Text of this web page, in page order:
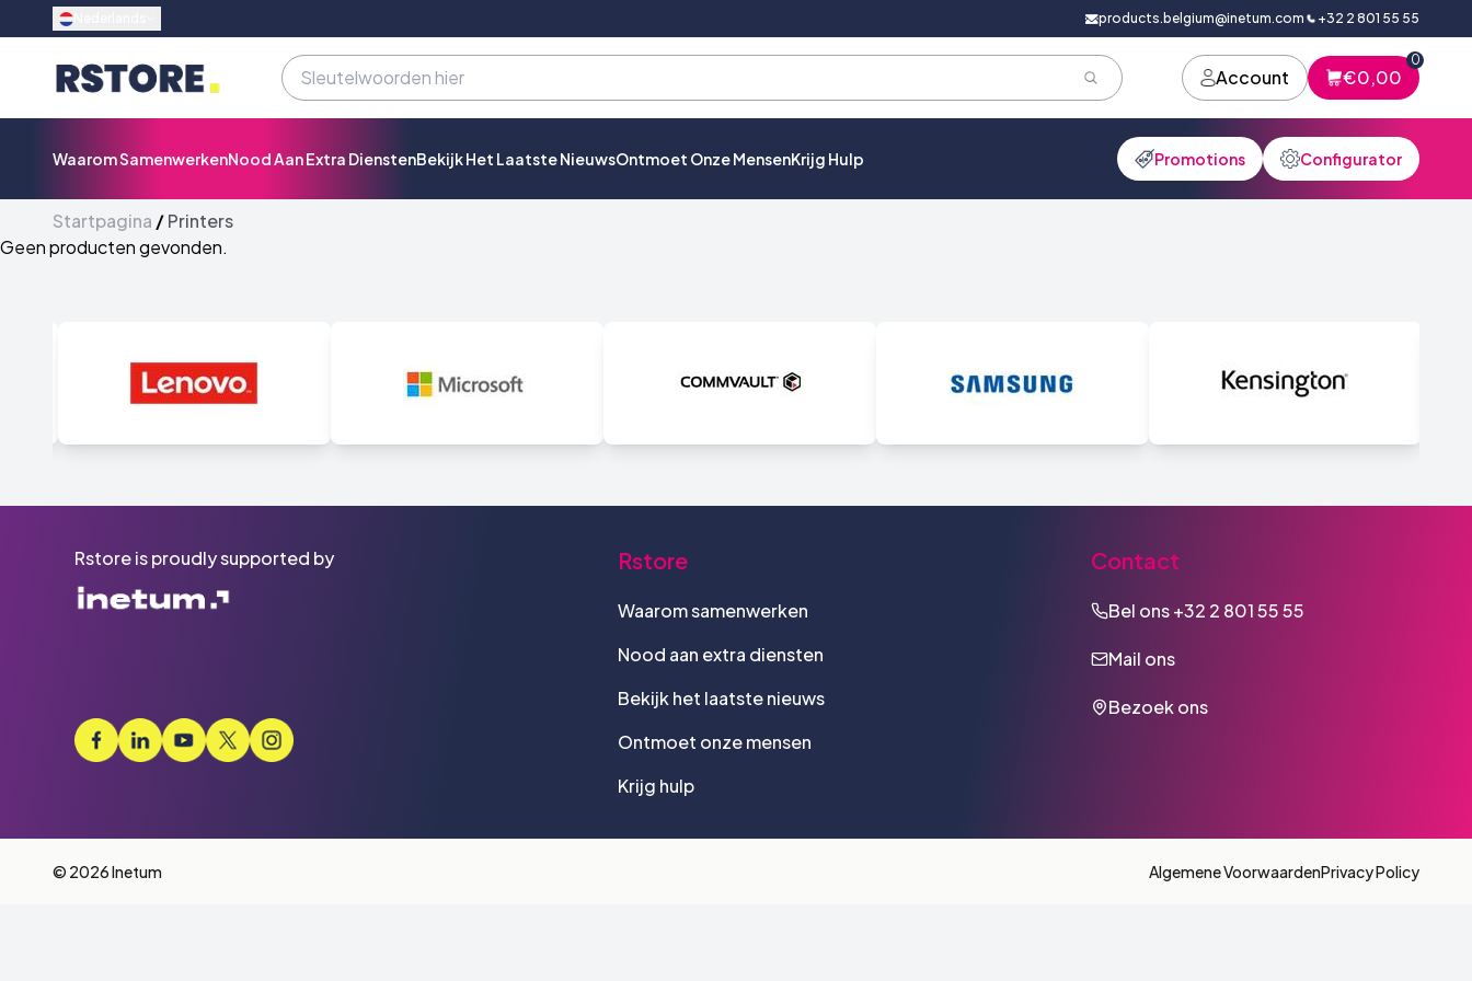
products.belgium@inetum.com +32 2 801 55 55
Account €0,00
0
Waarom SamenwerkenNood Aan Extra DienstenBekijk Het Laatste NieuwsOntmoet Onze MensenKrijg Hulp Promotions Configurator
Startpagina /Printers
Geen producten gevonden.
Rstore is proudly supported by Rstore
Waarom samenwerken
Nood aan extra diensten
Bekijk het laatste nieuws
Ontmoet onze mensen
Krijg hulp
Contact
Bel ons+32 2 801 55 55
Mail ons
Bezoek ons
© 2026 Inetum Algemene VoorwaardenPrivacy Policy